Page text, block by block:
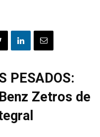
PESADOS:
Zetros de